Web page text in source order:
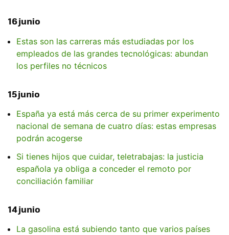
16 junio
Estas son las carreras más estudiadas por los
empleados de las grandes tecnológicas: abundan
los perfiles no técnicos
15 junio
España ya está más cerca de su primer experimento
nacional de semana de cuatro días: estas empresas
podrán acogerse
Si tienes hijos que cuidar, teletrabajas: la justicia
española ya obliga a conceder el remoto por
conciliación familiar
14 junio
La gasolina está subiendo tanto que varios países